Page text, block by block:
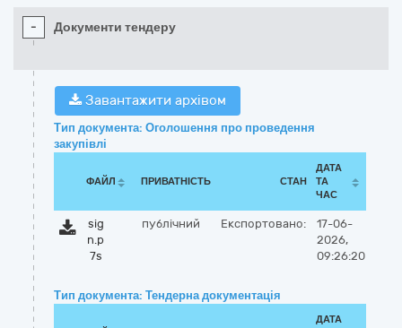
- Документи тендеру
Завантажити архівом
Тип документа: Оголошення про проведення
закупівлі
ФАЙЛ ПРИВАТНІСТЬ СТАН
ДАТА
ТА
ЧАС
sig
n.p
7s
публічний Експортовано:
17-06-
2026,
09:26:20
Тип документа: Тендерна документація
ДАТА